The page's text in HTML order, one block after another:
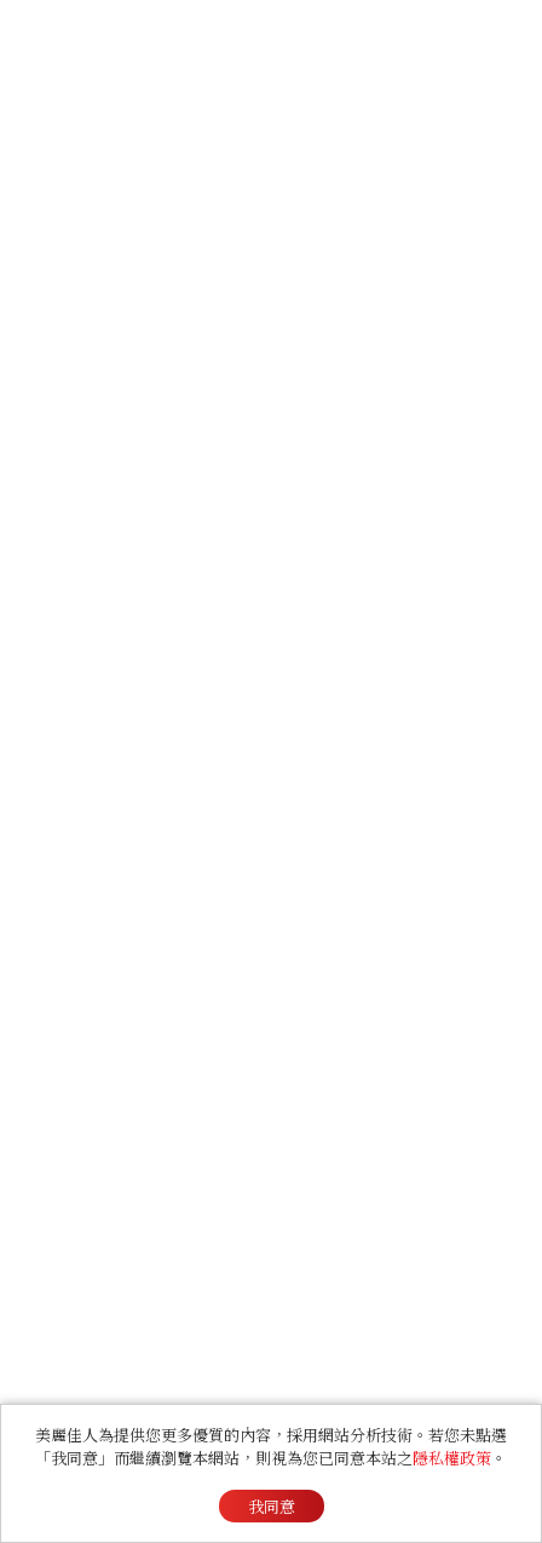
美麗佳人為提供您更多優質的內容，採用網站分析技術。若您未點選
「我同意」而繼續瀏覽本網站，則視為您已同意本站之隱私權政策 。
我同意